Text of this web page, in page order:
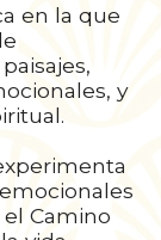
en la que
y
Camino